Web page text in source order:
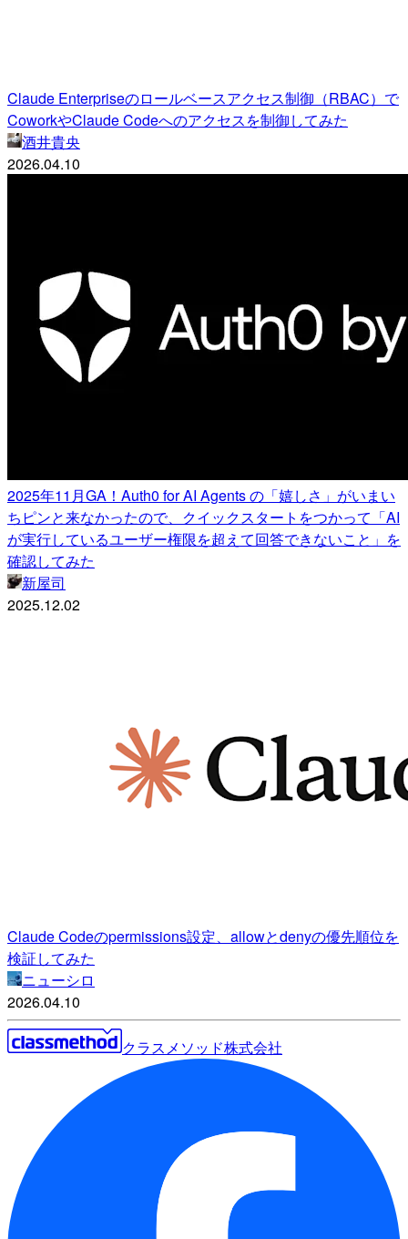
Claude Enterpriseのロールベースアクセス制御（RBAC）で
CoworkやClaude Codeへのアクセスを制御してみた
酒井貴央
2026.04.10
2025年11月GA！Auth0 for AI Agents の「嬉しさ」がいまい
ちピンと来なかったので、クイックスタートをつかって「AI
が実行しているユーザー権限を超えて回答できないこと」を
確認してみた
新屋司
2025.12.02
Claude Codeのpermissions設定、allowとdenyの優先順位を
検証してみた
ニューシロ
2026.04.10
クラスメソッド株式会社